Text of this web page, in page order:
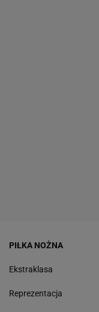
PIŁKA NOŻNA
Ekstraklasa
Reprezentacja